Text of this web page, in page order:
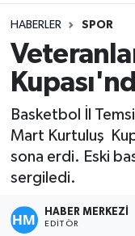
HABERLER SPOR
Basketbol İl
Mart Kurtuluş
sona erdi. Eski
sergiledi.
HABER MERKEZİ
EDITÖR
Bölge
Eğitim
Ekonomi
Emniyet
GENEL
Güncel
Süper Lig
Tüm
Son Dakika
Haber Arşivi